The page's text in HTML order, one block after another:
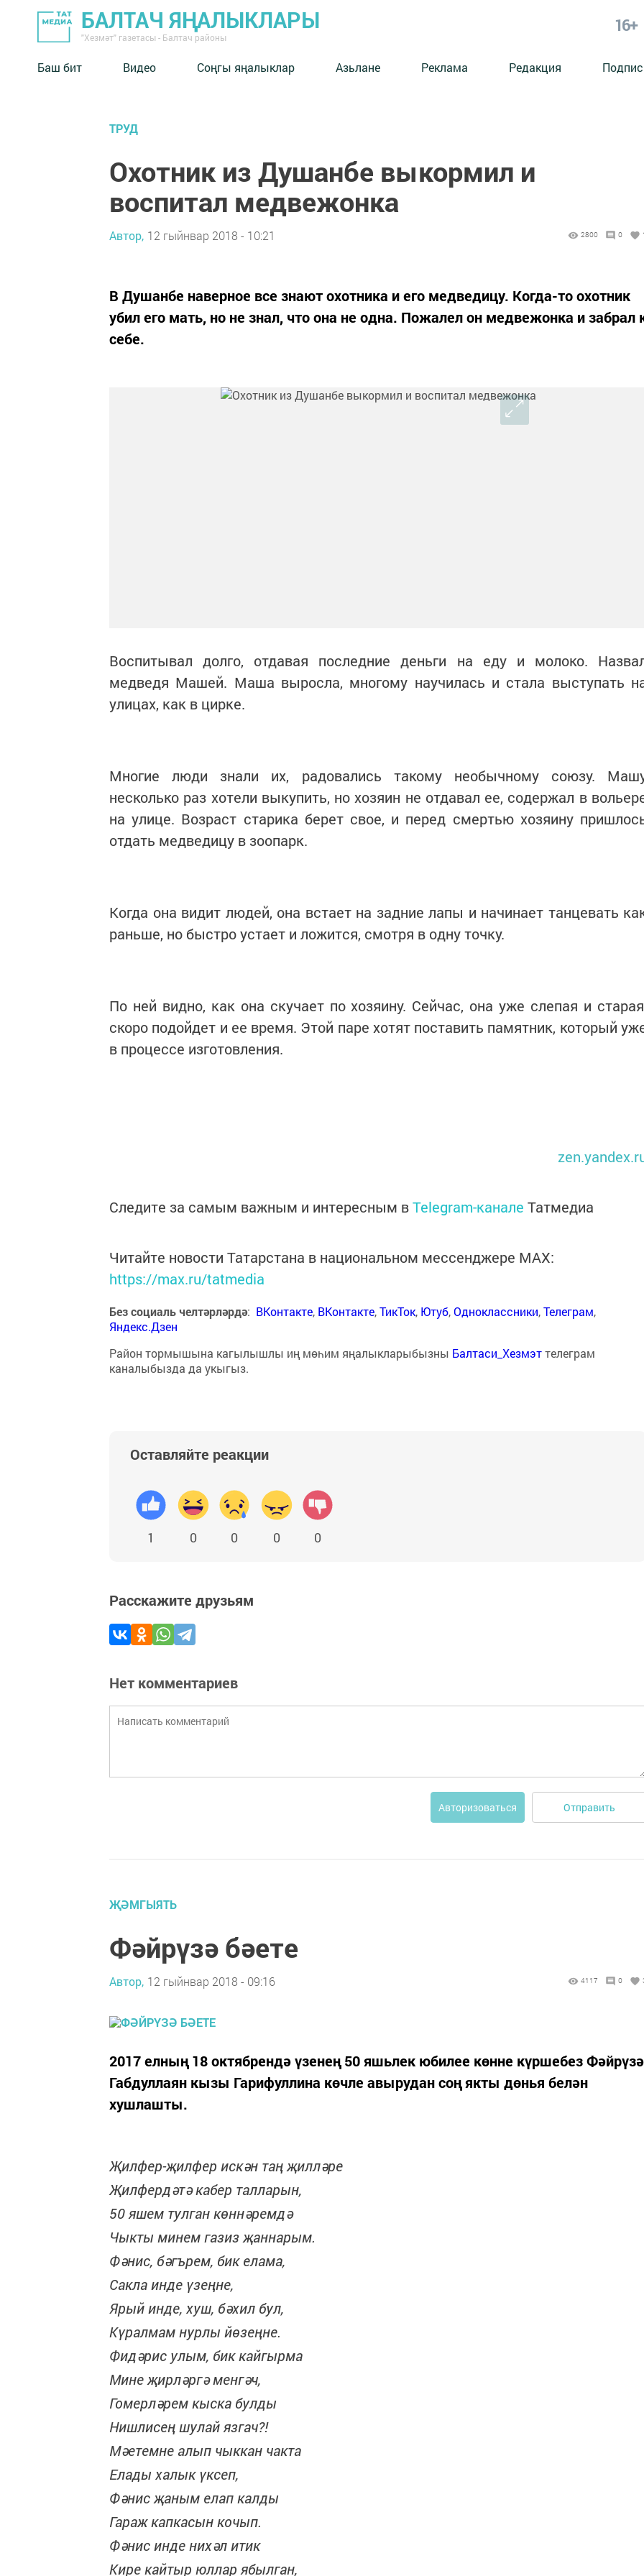
БАЛТАЧ ЯҢАЛЫКЛАРЫ
"Хезмәт" газетасы - Балтач районы
16+
Баш бит Видео Соңгы яңалыклар Азьлане Реклама Редакция
ТРУД
Охотник из Душанбе выкормил и
воспитал медвежонка
Автор, 12 гыйнвар 2018 - 10:21 2800 0
В Душанбе наверное все знают охотника и его медведицу. Когда-то охотник
убил его мать, но не знал, что она не одна. Пожалел он медвежонка и забрал
себе.
Воспитывал долго, отдавая последние деньги на еду и молоко.
медведя Машей. Маша выросла, многому научилась и стала выступать
улицах, как в цирке.
Многие люди знали их, радовались такому необычному союзу.
несколько раз хотели выкупить, но хозяин не отдавал ее, содержал в
на улице. Возраст старика берет свое, и перед смертью хозяину
отдать медведицу в зоопарк.
Когда она видит людей, она встает на задние лапы и начинает танцевать
раньше, но быстро устает и ложится, смотря в одну точку.
По ней видно, как она скучает по хозяину. Сейчас, она уже слепая и
скоро подойдет и ее время. Этой паре хотят поставить памятник, который
в процессе изготовления.
Следите за самым важным и интересным вTelegram-канале Татмедиа
Читайте новости Татарстана в национальном мессенджере MАХ:
https://max.ru/tatmedia
Без социаль челтәрләрдә: ВКонтакте, ВКонтакте,ТикТок, Ютуб,Одноклассники,Телеграм,
Яндекс.Дзен
Район тормышына кагылышлы иң мөһим яңалыкларыбызны Балтаси_Хезмэттелеграм
каналыбызда да укыгыз.
Оставляйте реакции
1 0 0 0 0
Расскажите друзьям
Нет комментариев
Авторизоваться Отправить
ҖӘМГЫЯТЬ
Фәйрүзә бәете
Автор, 12 гыйнвар 2018 - 09:16 4117 0
2017 елның 18 октябрендә үзенең 50 яшьлек юбилее көнне күршебез Фәйрүзә
Габдуллаян кызы Гарифуллина көчле авырудан соң якты дөнья белән
хушлашты.
Җилфер-җилфер искән таң җилләре
Җилфердәтә кабер талларын,
50 яшем тулган көннәремдә
Чыкты минем газиз җаннарым.
Фәнис, бәгърем, бик елама,
Сакла инде үзеңне,
Ярый инде, хуш, бәхил бул,
Күралмам нурлы йөзеңне.
Фидәрис улым, бик кайгырма
Мине җирләргә менгәч,
Гомерләрем кыска булды
Нишлисең шулай язгач?!
Мәетемне алып чыккан чакта
Елады халык үксеп,
Фәнис җаным елап калды
Гараж капкасын кочып.
Фәнис инде нихәл итик
Кире кайтыр юллар ябылган,